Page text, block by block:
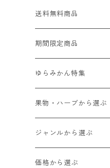
送料無料商品
期間限定商品
ゆらみかん特集
果物・ハーブから選ぶ
ゆらみかん
甘夏
ジャンルから選ぶ
和歌山フルーツジャム
価格から選ぶ